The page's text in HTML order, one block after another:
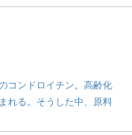
コンドロイチン。高齢化
れる。そうした中、原料